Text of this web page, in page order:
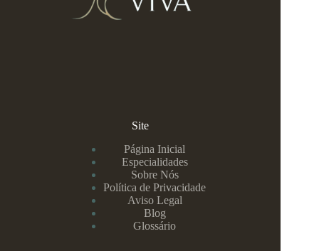
Site
Página Inicial
Especialidades
Sobre Nós
Política de Privacidade
Aviso Legal
Blog
Glossário